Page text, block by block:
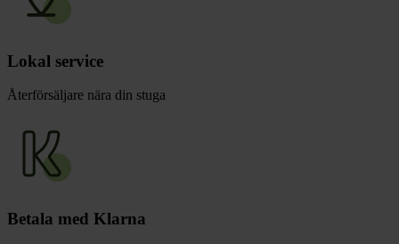
Lokal service
Återförsäljare nära din stuga
Betala med Klarna